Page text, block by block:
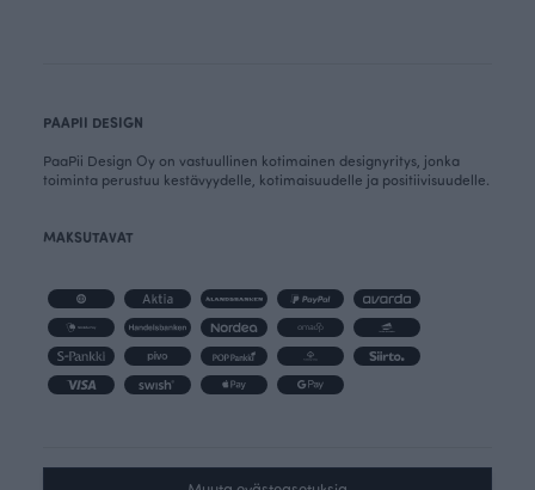
PAAPII DESIGN
PaaPii Design Oy on vastuullinen kotimainen designyritys, jonka
toiminta perustuu kestävyydelle, kotimaisuudelle ja positiivisuudelle.
MAKSUTAVAT